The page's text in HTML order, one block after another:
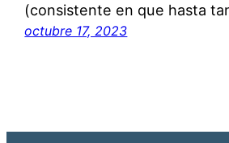
(consistente en que hasta
octubre 17, 2023